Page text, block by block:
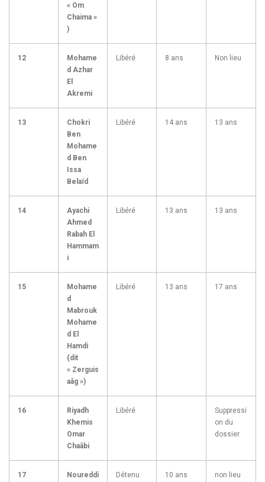
« Om
Chaima »
)
12
Mohame
d Azhar
El
Akremi
Libéré 8 ans Non lieu
13
Chokri
Ben
Mohame
d Ben
Issa
Belaïd
Libéré 14 ans 13 ans
14
Ayachi
Ahmed
Rabah El
Hammam
i
Libéré 13 ans 13 ans
15
Mohame
d
Mabrouk
Mohame
d El
Hamdi
(dit
« Zerguis
aâg »)
Libéré 13 ans 17 ans
16
Riyadh
Khemis
Omar
Chaâbi
Libéré
Suppressi
on du
dossier
17
Noureddi
Détenu
10 ans non lieu